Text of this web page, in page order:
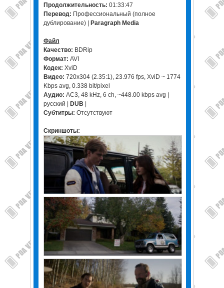
Продолжительность: 01:33:47
Перевод: Профессиональный (полное
дублирование) |
Paragraph Media
Файл
Качество: BDRip
Формат: AVI
Кодек: XviD
Видео: 720x304 (2.35:1), 23.976 fps, XviD ~ 1774
Kbps avg, 0.338 bit/pixel
Аудио: AC3, 48 kHz, 6 ch, ~448.00 kbps avg |
русский |
DUB
Субтитры: Отсутствуют
Скриншоты: